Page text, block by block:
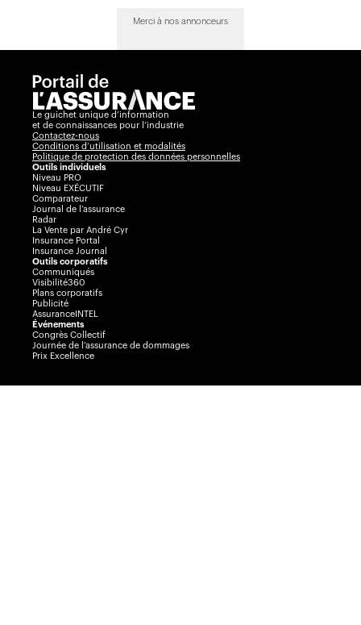
Merci à nos annonceurs
Le guichet unique d’information
et de connaissances pour l’industrie
Contactez-nous
Conditions d’utilisation et modalités
Politique de protection des données personnelles
Outils individuels
Niveau PRO
Niveau EXÉCUTIF
Comparateur
Journal de l’assurance
Radar
La Vente par André Cyr
Insurance Portal
Insurance Journal
Outils corporatifs
Communiqués
Visibilité360
Plans corporatifs
Publicité
AssuranceINTEL
Événements
Congrès Collectif
Journée de l’assurance de dommages
Prix Excellence